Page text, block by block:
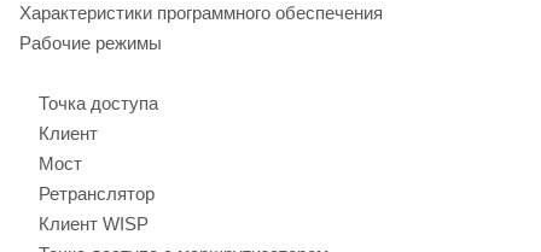
Характеристики программного обеспечения
Рабочие режимы
Точка доступа
Клиент
Мост
Ретранслятор
Клиент WISP